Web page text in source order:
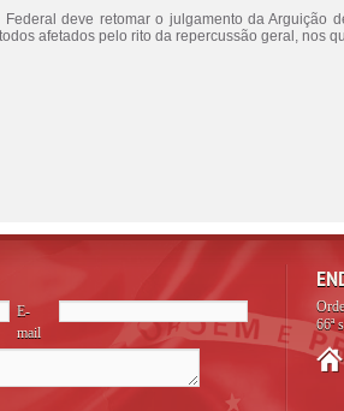
deve retomar o julgamento da Arguição
afetados pelo rito da repercussão geral, nos
E-
mail
66ª